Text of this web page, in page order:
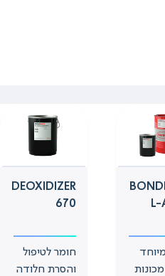
DEOXIDIZER
670
חומר לטיפול
והסרת חלודה